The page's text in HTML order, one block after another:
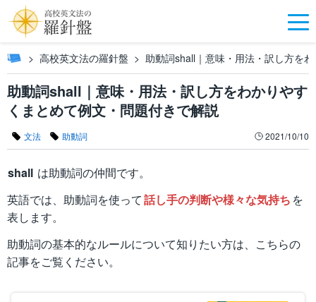
高校英文法の羅針盤 助動詞shall｜意味・用法・訳し方を
助動詞shall｜意味・用法・訳し方をわかりやす
くまとめて例文・問題付きで解説
文法 助動詞 2021/10/10
shall は助動詞の仲間です。
英語では、助動詞を使って話し手の判断や様々な気持ち を
表します。
助動詞の基本的なルールについて知りたい方は、こちらの
記事をご覧ください。